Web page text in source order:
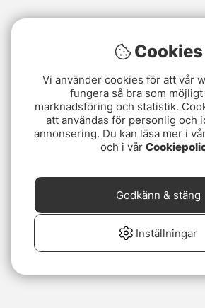
Cookies
Vi använder cookies för att vår
fungera så bra som
marknadsföring och statistik.
att användas för personlig och
annonsering. Du kan läsa mer i
och i vår
Inställningar
Godkänn & stäng